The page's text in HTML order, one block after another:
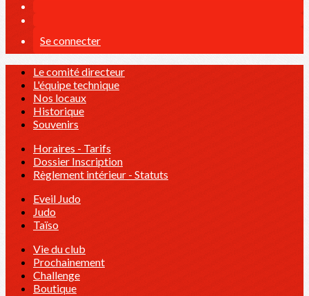
Se connecter
Le comité directeur
L'équipe technique
Nos locaux
Historique
Souvenirs
Horaires - Tarifs
Dossier Inscription
Règlement intérieur - Statuts
Eveil Judo
Judo
Taïso
Vie du club
Prochainement
Challenge
Boutique